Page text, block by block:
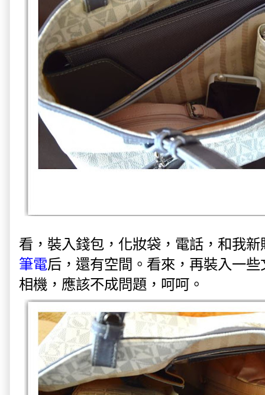
看，裝入錢包，化妝袋，電話，和我新
筆電后，還有空間。看來，再裝入一
相機，應該不成問題，呵呵。